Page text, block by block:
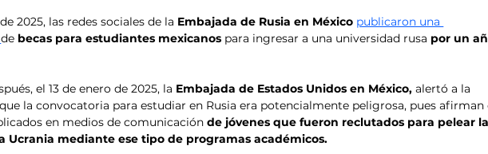
2025, las redes sociales de la Embajada de Rusia en México publicaron una
de becas para estudiantes mexicanos para ingresar a una universidad rusa por un
el 13 de enero de 2025, la Embajada de Estados Unidos en México, alertó a la
la convocatoria para estudiar en Rusia era potencialmente peligrosa, pues
en medios de comunicación de jóvenes que fueron reclutados para pelear
Ucrania mediante ese tipo de programas académicos.